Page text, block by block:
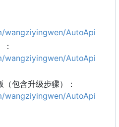
wangziyingwen/AutoApi
wangziyingwen/AutoApi
包含升级步骤）：
wangziyingwen/AutoApi